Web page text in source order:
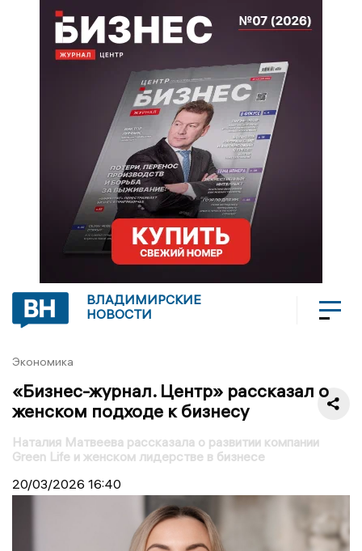
ВЛАДИМИРСКИЕ
НОВОСТИ
Экономика
«Бизнес-журнал. Центр» рассказал о
женском подходе к бизнесу
Наталия Матвеева рассказала о развитии компании
Green Life и женском лидерстве в бизнесе
20/03/2026 16:40